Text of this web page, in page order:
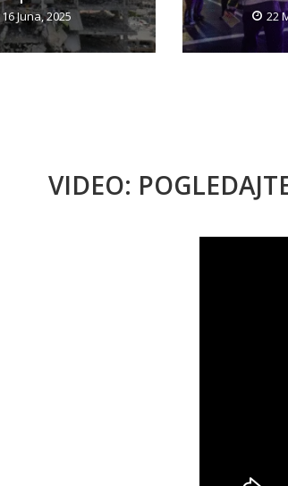
16 Juna, 2025 22
VIDEO: